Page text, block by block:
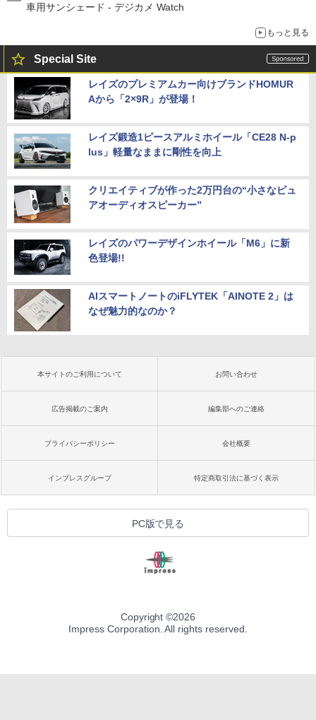
車用サンシェード - デジカメ Watch
もっと見る
Special Site
レイズのプレミアムカー向けブランドHOMUR
Aから「2×9R」が登場！
レイズ鍛造1ピースアルミホイール「CE28 N-p
lus」軽量なままに剛性を向上
クリエイティブが作った2万円台の“小さなピュ
アオーディオスピーカー”
レイズのパワーデザインホイール「M6」に新
色登場!!
AIスマートノートのiFLYTEK「AINOTE 2」は
なぜ魅力的なのか？
本サイトのご利用について お問い合わせ
広告掲載のご案内 編集部へのご連絡
プライバシーポリシー 会社概要
インプレスグループ 特定商取引法に基づく表示
PC版で見る
Copyright ©2026
Impress Corporation. All rights reserved.